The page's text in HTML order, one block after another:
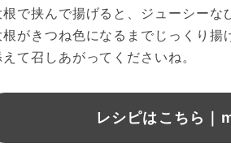
で挟んで揚げると、ジューシー
根がきつね色になるまでじっくり
て召しあがってくださいね。
レシピはこちら